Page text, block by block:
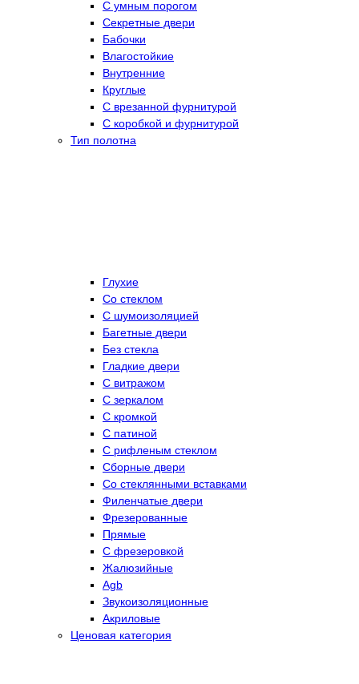
С умным порогом
Секретные двери
Бабочки
Влагостойкие
Внутренние
Круглые
С врезанной фурнитурой
С коробкой и фурнитурой
Тип полотна
Глухие
Со стеклом
C шумоизоляцией
Багетные двери
Без стекла
Гладкие двери
С витражом
С зеркалом
С кромкой
С патиной
С рифленым стеклом
Сборные двери
Со стеклянными вставками
Филенчатые двери
Фрезерованные
Прямые
С фрезеровкой
Жалюзийные
Agb
Звукоизоляционные
Акриловые
Ценовая категория